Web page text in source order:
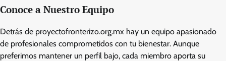
Conoce a Nuestro Equipo
Detrás de proyectofronterizo.org.mx hay un equipo apasionado
de profesionales comprometidos con tu bienestar. Aunque
preferimos mantener un perfil bajo, cada miembro aporta su